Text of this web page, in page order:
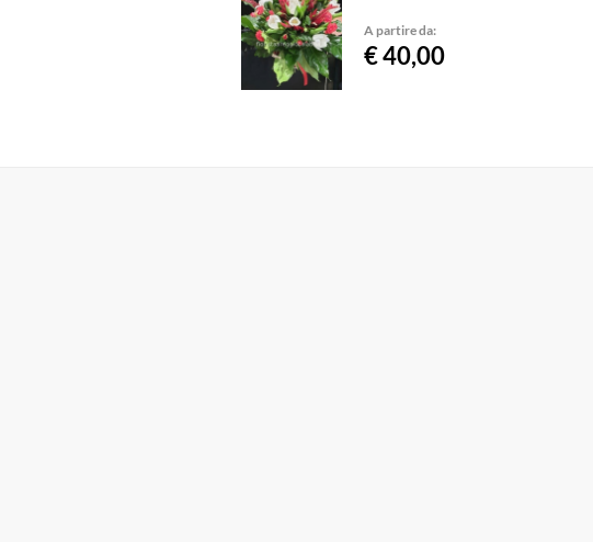
A partire da:
€ 40,00